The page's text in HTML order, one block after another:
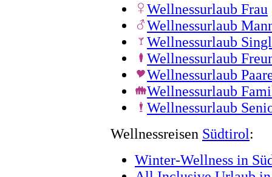
Wellnessurlaub Frau
Wellnessurlaub
Wellnessurlaub
Wellnessurlaub
Wellnessurlaub
Wellnessurlaub
Wellnessurlaub
Wellnessreisen Südtirol:
Winter-Wellness in